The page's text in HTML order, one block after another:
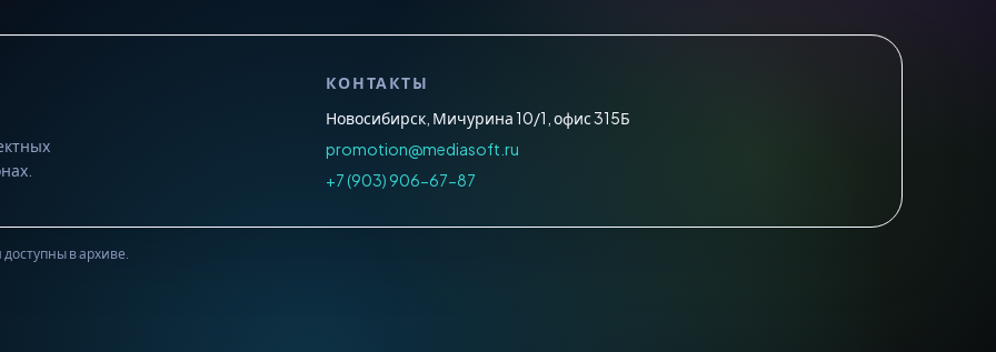
КОНТАКТЫ
Новосибирск, Мичурина 10/1, офис 315Б
promotion@mediasoft.ru
+7 (903) 906-67-87
в архиве.